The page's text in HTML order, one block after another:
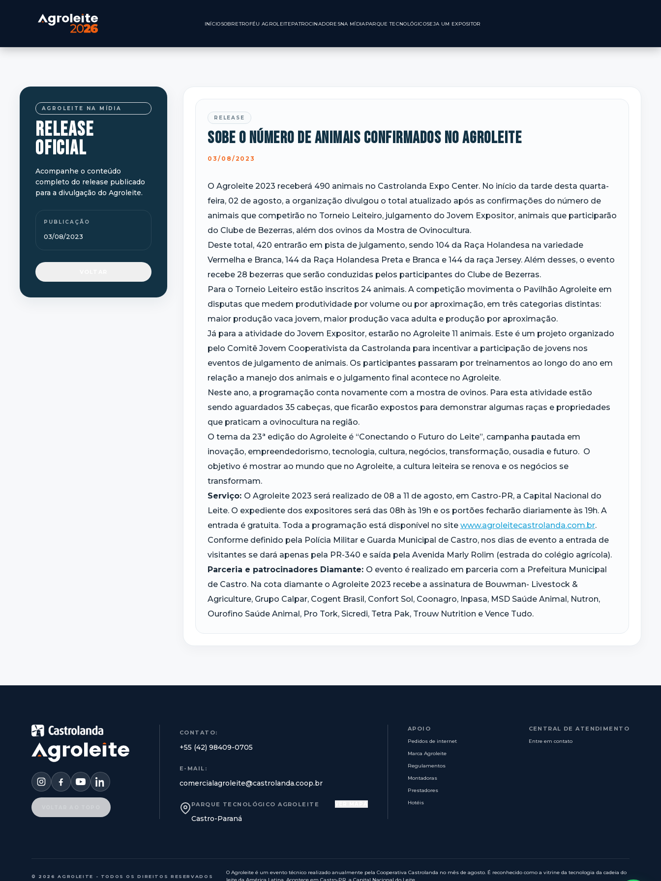
INÍCIOSOBRETROFÉU AGROLEITEPATROCINADORESNA MÍDIAPARQUE TECNOLÓGICOSEJA UM EXPOSITOR
AGROLEITE NA MÍDIA
RELEASE
OFICIAL
Acompanhe o conteúdo
completo do release publicado
para a divulgação do Agroleite.
PUBLICAÇÃO
03/08/2023
RELEASE
Sobe o número de animais confirmados no Agroleite
03/08/2023
O Agroleite 2023 receberá 490 animais no Castrolanda Expo Center. No início da tarde desta quarta-
feira, 02 de agosto, a organização divulgou o total atualizado após as confirmações do número de
animais que competirão no Torneio Leiteiro, julgamento do Jovem Expositor, animais que participarão
do Clube de Bezerras, além dos ovinos da Mostra de Ovinocultura.
Deste total, 420 entrarão em pista de julgamento, sendo 104 da Raça Holandesa na variedade
Vermelha e Branca, 144 da Raça Holandesa Preta e Branca e 144 da raça Jersey. Além desses, o evento
recebe 28 bezerras que serão conduzidas pelos participantes do Clube de Bezerras.
Para o Torneio Leiteiro estão inscritos 24 animais. A competição movimenta o Pavilhão Agroleite em
disputas que medem produtividade por volume ou por aproximação, em três categorias distintas:
maior produção vaca jovem, maior produção vaca adulta e produção por aproximação.
Já para a atividade do Jovem Expositor, estarão no Agroleite 11 animais. Este é um projeto organizado
pelo Comitê Jovem Cooperativista da Castrolanda para incentivar a participação de jovens nos
eventos de julgamento de animais. Os participantes passaram por treinamentos ao longo do ano em
relação a manejo dos animais e o julgamento final acontece no Agroleite.
Neste ano, a programação conta novamente com a mostra de ovinos. Para esta atividade estão
sendo aguardados 35 cabeças, que ficarão expostos para demonstrar algumas raças e propriedades
que praticam a ovinocultura na região.
O tema da 23ª edição do Agroleite é “Conectando o Futuro do Leite”, campanha pautada em
inovação, empreendedorismo, tecnologia, cultura, negócios, transformação, ousadia e futuro. O
objetivo é mostrar ao mundo que no Agroleite, a cultura leiteira se renova e os negócios se
transformam.
Serviço: O Agroleite 2023 será realizado de 08 a 11 de agosto, em Castro-PR, a Capital Nacional do
Leite. O expediente dos expositores será das 08h às 19h e os portões fecharão diariamente às 19h. A
entrada é gratuita. Toda a programação está disponível no site www.agroleitecastrolanda.com.br.
Conforme definido pela Polícia Militar e Guarda Municipal de Castro, nos dias de evento a entrada de
visitantes se dará apenas pela PR-340 e saída pela Avenida Marly Rolim (estrada do colégio agrícola).
Parceria e patrocinadores Diamante: O evento é realizado em parceria com a Prefeitura Municipal
de Castro. Na cota diamante o Agroleite 2023 recebe a assinatura de Bouwman- Livestock &
Agriculture, Grupo Calpar, Cogent Brasil, Confort Sol, Coonagro, Inpasa, MSD Saúde Animal, Nutron,
Ourofino Saúde Animal, Pro Tork, Sicredi, Tetra Pak, Trouw Nutrition e Vence Tudo.
CONTATO:
+55 (42) 98409-0705
E-MAIL:
comercialagroleite@castrolanda.coop.br
PARQUE TECNOLÓGICO AGROLEITE
Castro-Paraná
APOIO
Pedidos de internet
Marca Agroleite
Regulamentos
Montadoras
Prestadores
Hotéis
CENTRAL DE ATENDIMENTO
Entre em contato
© 2026 AGROLEITE - TODOS OS DIREITOS RESERVADOS
O Agroleite é um evento técnico realizado anualmente pela Cooperativa Castrolanda no mês de agosto. É reconhecido como a vitrine da tecnologia da cadeia do